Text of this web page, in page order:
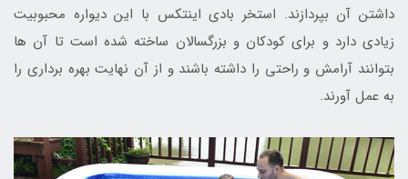
داشتن آن بپردازند. استخر بادی اینتکس با این دیواره محبوبیت
زیادی دارد و برای کودکان و بزرگسالان ساخته شده است تا آن ها
بتوانند آرامش و راحتی را داشته باشند و از آن نهایت بهره برداری را
به عمل آورند.